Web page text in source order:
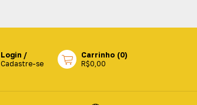
Login /
Cadastre-se
Carrinho (0)
R$0,00